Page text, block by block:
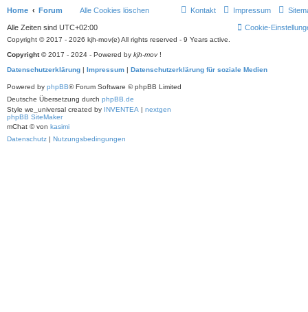
Home Forum Impressum
Kontakt
Alle Cookies löschen
Alle Zeiten sind UTC+02:00 Cookie-
Copyright © 2017 - 2026 kjh-mov(e) All rights reserved - 9 Years active.
Copyright ©2017 - 2024 - Powered by kjh-mov!
Datenschutzerklärung | Impressum | Datenschutzerklärung für soziale Medien
Powered by phpBB® Forum Software © phpBB Limited
Deutsche Übersetzung durch phpBB.de
Style we_universal created by INVENTEA | nextgen
phpBB SiteMaker
mChat © von kasimi
Datenschutz | Nutzungsbedingungen